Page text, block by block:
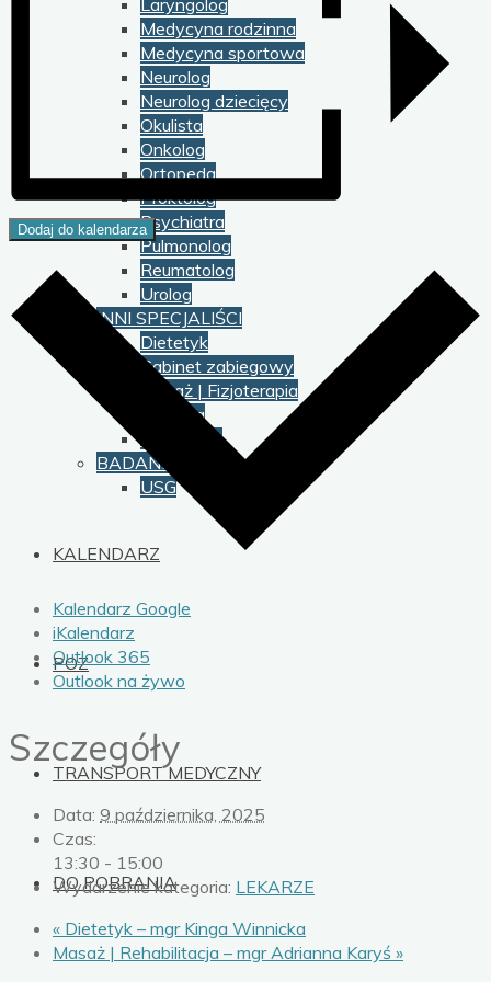
Laryngolog
Medycyna rodzinna
Medycyna sportowa
Neurolog
Neurolog dziecięcy
Okulista
Onkolog
Ortopeda
Proktolog
Psychiatra
Pulmonolog
Reumatolog
Urolog
INNI SPECJALIŚCI
Dietetyk
Gabinet zabiegowy
Masaż | Fizjoterapia
Podolog
Psycholog
BADANIA
USG
KALENDARZ
POZ
TRANSPORT MEDYCZNY
DO POBRANIA
Dodaj do kalendarza
Kalendarz Google
iKalendarz
Outlook 365
Outlook na żywo
Szczegóły
Data: 9 października, 2025
Czas:
13:30 - 15:00
Wydarzenie kategoria: LEKARZE
« Dietetyk – mgr Kinga Winnicka
Masaż | Rehabilitacja – mgr Adrianna Karyś »